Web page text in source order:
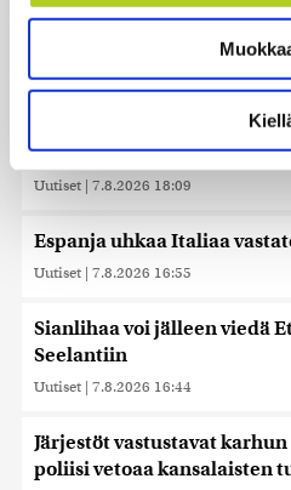
ominaispiirteitä
Lue lisää siitä, miten
suostumustasi tai peruuttaa
evästeilmoituksessa.
räätälöimiseen, sosiaalisen
tukemiseen ja
jaamme sosiaalisen median,
sivustoamme.
tietoja muihin tietoihin, joita
kerätty, kun olet käyttänyt
Palautitko puistosta
marjat ennen myyntiä?
Timo Laaninen julistaa
taitavimmaksi poliitikoksi
Uutiset | 7.8.2026 18:09
Espanja uhkaa Italiaa
Uutiset | 7.8.2026 16:55
Sianlihaa voi jälleen viedä
Seelantiin
Uutiset | 7.8.2026 16:44
Järjestöt vastustavat
poliisi vetoaa kansalaisten